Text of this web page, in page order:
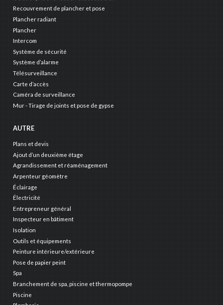
Recouvrement de plancher et pose
Plancher radiant
Plancher
Intercom
Système de sécurité
Système d’alarme
Télésurveillance
Carte d’accès
Caméra de surveillance
Mur - Tirage de joints et pose de gypse
AUTRE
Plans et devis
Ajout d’un deuxième étage
Agrandissement et réaménagement
Arpenteur géomètre
Éclairage
Électricité
Entrepreneur général
Inspecteur en bâtiment
Isolation
Outils et équipements
Peinture intérieure/extérieure
Pose de papier peint
Spa
Branchement de spa, piscine et thermopompe
Piscine